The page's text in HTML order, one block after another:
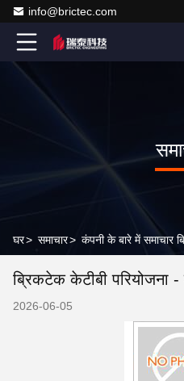
info@brictec.com
घर> समाचार>
ब्रिकटेक केटीबी परियोजना -
2026-06-05